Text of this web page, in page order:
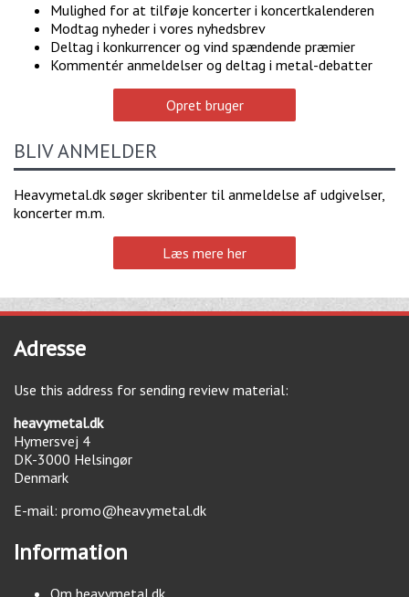
Mulighed for at tilføje koncerter i koncertkalenderen
Modtag nyheder i vores nyhedsbrev
Deltag i konkurrencer og vind spændende præmier
Kommentér anmeldelser og deltag i metal-debatter
Opret bruger
BLIV ANMELDER
Heavymetal.dk søger skribenter til anmeldelse af udgivelser,
koncerter m.m.
Læs mere her
Adresse
Use this address for sending review material:
heavymetal.dk
Hymersvej 4
DK-3000 Helsingør
Denmark
E-mail: promo@heavymetal.dk
Information
Om heavymetal.dk